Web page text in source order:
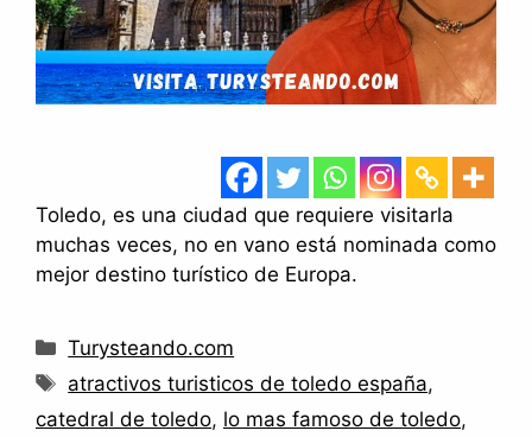
Toledo, es una ciudad que requiere visitarla
muchas veces, no en vano está nominada como
mejor destino turístico de Europa.
Categorías
Turysteando.com
Etiquetas
atractivos turisticos de toledo españa,
catedral de toledo, lo mas famoso de toledo,